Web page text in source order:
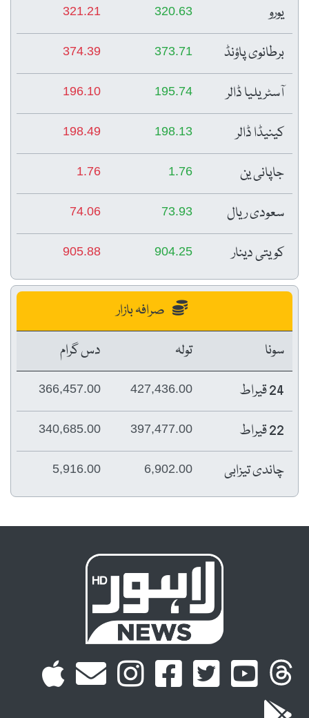
یورو 320.63
321.21
برطانوی پاؤنڈ 373.71
374.39
آسٹریلیا ڈالر 195.74
196.10
کینیڈا ڈالر 198.13
198.49
جاپانی ین 1.76
1.76
سعودی ریال 73.93
74.06
کویتی دینار 904.25
905.88
صرافہ بازار
سونا
تولہ
دس گرام
24 قیراط
427,436.00
366,457.00
22 قیراط 397,477.00
340,685.00
چاندی تیزابی 6,902.00
5,916.00